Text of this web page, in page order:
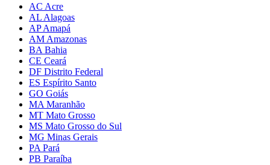
AC Acre
AL Alagoas
AP Amapá
AM Amazonas
BA Bahia
CE Ceará
DF Distrito Federal
ES Espírito Santo
GO Goiás
MA Maranhão
MT Mato Grosso
MS Mato Grosso do Sul
MG Minas Gerais
PA Pará
PB Paraíba